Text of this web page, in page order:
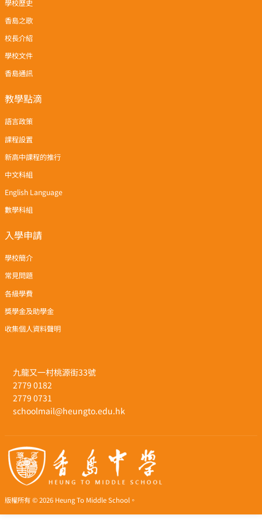
九龍又一村桃源街33號
2779 0182
2779 0731
schoolmail@heungto.edu.hk
版權所有 © 2026 Heung To Middle School。
學校歷史
香島之歌
校長介紹
學校文件
香島通訊
教學點滴
語言政策
課程設置
新高中課程的推行
中文科組
English Language
數學科組
入學申請
學校簡介
常見問題
各級學費
獎學金及助學金
收集個人資料聲明